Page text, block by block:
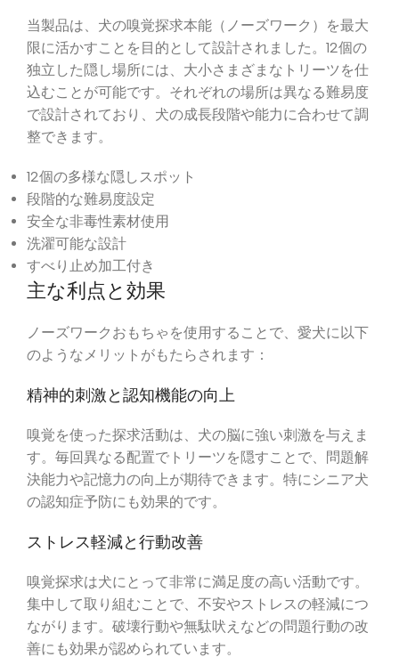
当製品は、犬の嗅覚探求本能（ノーズワーク）を最大
限に活かすことを目的として設計されました。12個の
独立した隠し場所には、大小さまざまなトリーツを仕
込むことが可能です。それぞれの場所は異なる難易度
で設計されており、犬の成長段階や能力に合わせて調
整できます。
12個の多様な隠しスポット
段階的な難易度設定
安全な非毒性素材使用
洗濯可能な設計
すべり止め加工付き
主な利点と効果
ノーズワークおもちゃを使用することで、愛犬に以下
のようなメリットがもたらされます：
精神的刺激と認知機能の向上
嗅覚を使った探求活動は、犬の脳に強い刺激を与えま
す。毎回異なる配置でトリーツを隠すことで、問題解
決能力や記憶力の向上が期待できます。特にシニア犬
の認知症予防にも効果的です。
ストレス軽減と行動改善
嗅覚探求は犬にとって非常に満足度の高い活動です。
集中して取り組むことで、不安やストレスの軽減につ
ながります。破壊行動や無駄吠えなどの問題行動の改
善にも効果が認められています。